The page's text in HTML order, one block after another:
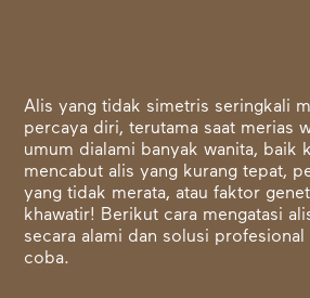
Alis yang tidak simetris seringkali
percaya diri, terutama saat merias
umum dialami banyak wanita, baik
mencabut alis yang kurang tepat,
yang tidak merata, atau faktor
khawatir! Berikut cara mengatasi
secara alami dan solusi profesional
coba.